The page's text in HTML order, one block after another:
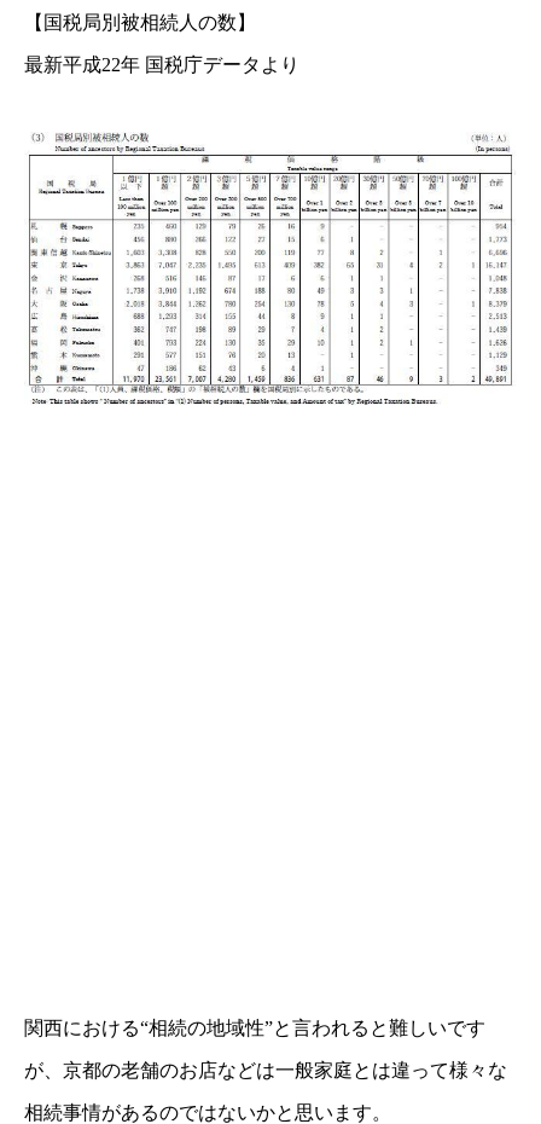
【国税局別被相続人の数】
最新平成22年 国税庁データより
関西における“相続の地域性”と言われると難しいです
が、京都の老舗のお店などは一般家庭とは違って様々な
相続事情があるのではないかと思います。